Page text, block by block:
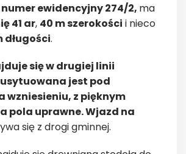
numer ewidencyjny 274/2, ma
41 ar, 40 m szerokości i nieco
długości.
się w drugiej linii
jest pod
wzniesieniu, z pięknym
pola uprawne. Wjazd na
się z drogi gminnej.